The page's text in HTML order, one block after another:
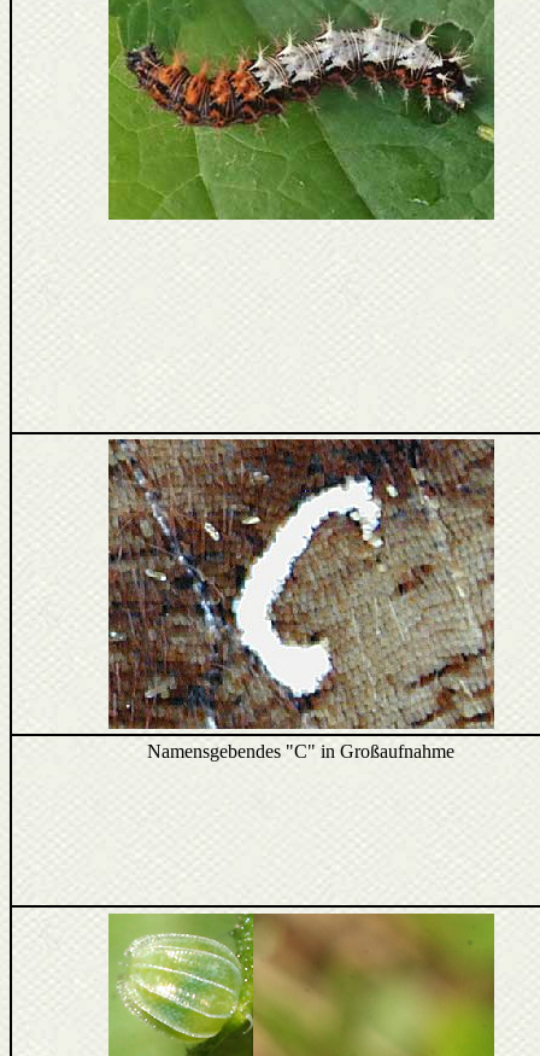
Namensgebendes "C" in Großaufnahme